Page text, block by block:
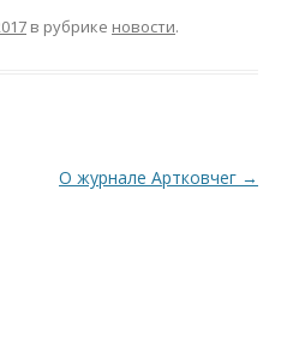
в рубрике новости.
О журнале Артковчег →